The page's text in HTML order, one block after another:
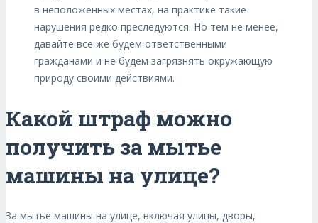
в неположенных местах, на практике такие
нарушения редко преследуются. Но тем не менее,
давайте все же будем ответственными
гражданами и не будем загрязнять окружающую
природу своими действиями.
Какой штраф можно
получить за мытье
машины на улице?
За мытье машины на улице, включая улицы, дворы,